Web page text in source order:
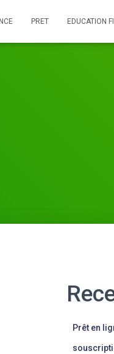
PRET EDUCATION
Prêt en